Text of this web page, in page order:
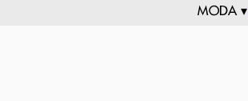
MODA ▾